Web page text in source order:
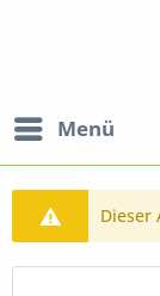
Menü
Dieser